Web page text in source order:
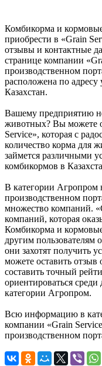
Комбикорма и
приобрести в «Grain
отзывы и контактные
странице компании
производственном
расположена по
Казахстан.
Вашему предприятию
животных? Вы можете
Service», которая с
количество корма для
займется различными
комбикормов в
В категории
производственном
множество компаний.
компаний, которая
Комбикорма и
другим пользователям
они захотят получить
можете оставить
составить точный
ориентироваться
категории Агропром.
Всю информацию в
компании «Grain
производственном